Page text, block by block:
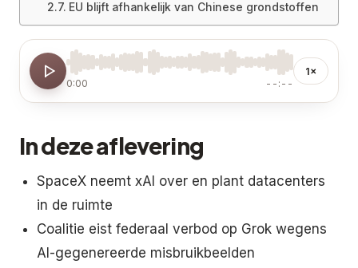
EU blijft afhankelijk van Chinese grondstoffen
0:00 --:--
1×
In deze aflevering
SpaceX neemt xAI over en plant datacenters
in de ruimte
Coalitie eist federaal verbod op Grok wegens
AI-gegenereerde misbruikbeelden